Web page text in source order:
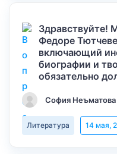
Здравствуйте!
Федоре
включающий
биографии и
обязательно
София Неъматова
Литература 14 мая,